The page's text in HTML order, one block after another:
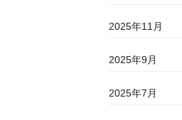
2025年11月
2025年9月
2025年7月